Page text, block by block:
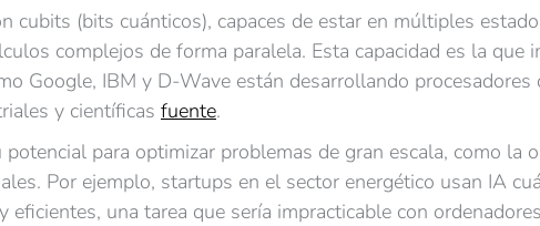
cubits (bits cuánticos), capaces de estar en múltiples
complejos de forma paralela. Esta capacidad es la que
Google, IBM y D-Wave están desarrollando
y científicas fuente.
para optimizar problemas de gran escala, como la
Por ejemplo, startups en el sector energético usan IA
una tarea que sería impracticable con